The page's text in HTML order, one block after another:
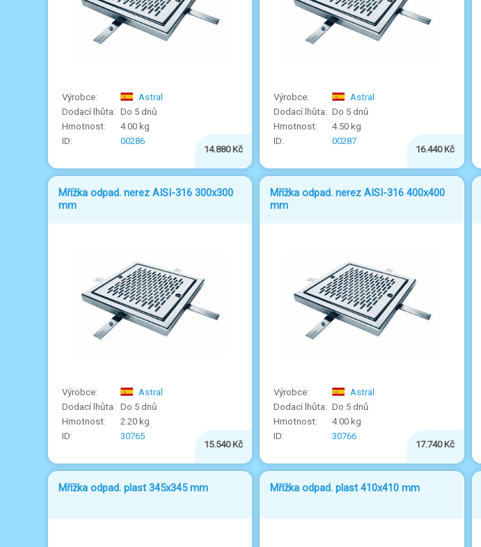
Astral
Do 5 dnů
4.00 kg
00286
14.880 Kč
Astral
Do 5 dnů
4.50 kg
00287
16.440 Kč
Mřížka odpad. nerez AISI-316 300x300
mm
Astral
Do 5 dnů
2.20 kg
30765
15.540 Kč
Mřížka odpad. nerez AISI-316 400x400
mm
Astral
Do 5 dnů
4.00 kg
30766
17.740 Kč
Mřížka odpad. plast 345x345 mm Mřížka odpad. plast 410x410 mm